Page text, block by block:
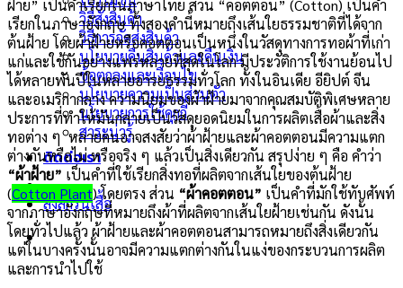
วิธีสั่งสินค้า
วิธีการจัดส่งสินค้า
นโยบายคืนสินค้าและคืนเงิน
ข้อตกลงและเงื่อนไข
นโยบายความเป็นส่วนตัว
นโยบายการใช้คุกกี้
สาระน่ารู้
ติดต่อเรา
สั่งสกรีนเสื้อ
ฝ้าย” เป็นคำเรียกในภาษาไทย ส่วน “คอตตอน” (Cotton) เป็นคำ
เรียกในภาษาอังกฤษ ทั้งสองคำนี้หมายถึงเส้นใยธรรมชาติที่ได้จาก
ต้นฝ้าย โดยผ้าฝ้ายหรือคอตตอนเป็นหนึ่งในวัสดุทางการทอผ้าที่เก่า
แก่และใช้กันอย่างแพร่หลายที่สุดในโลก มีประวัติการใช้งานย้อนไป
ได้หลายพันปีในหลายอารยธรรมทั่วโลก ทั้งในอินเดีย อียิปต์ จีน
และอเมริกากลาง ความนิยมของผ้าฝ้ายมาจากคุณสมบัติพิเศษหลาย
ประการที่ทำให้มันกลายเป็นวัสดุยอดนิยมในการผลิตเสื้อผ้าและสิ่ง
ทอต่าง ๆ หลายคนอาจสงสัยว่าผ้าฝ้ายและผ้าคอตตอนมีความแตก
ต่างกันหรือไม่ หรือจริง ๆ แล้วเป็นสิ่งเดียวกัน สรุปง่าย ๆ คือ คำว่า
“ผ้าฝ้าย” เป็นคำที่ใช้เรียกสิ่งทอที่ผลิตจากเส้นใยของต้นฝ้าย
(Cotton Plant) โดยตรง ส่วน “ผ้าคอตตอน” เป็นคำที่มักใช้ทับศัพท์
จากภาษาอังกฤษที่หมายถึงผ้าที่ผลิตจากเส้นใยฝ้ายเช่นกัน ดังนั้น
โดยทั่วไปแล้ว ผ้าฝ้ายและผ้าคอตตอนสามารถหมายถึงสิ่งเดียวกัน
แต่ในบางครั้งนั้นอาจมีความแตกต่างกันในแง่ของกระบวนการผลิต
และการนำไปใช้